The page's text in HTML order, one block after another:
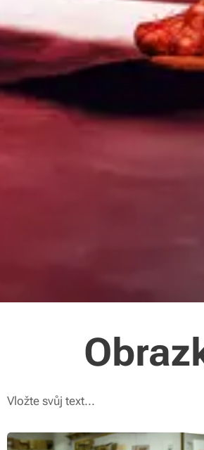
Vložte svůj text...